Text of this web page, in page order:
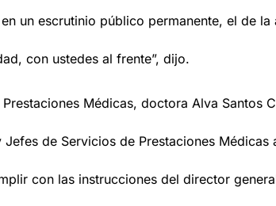
un escrutinio público permanente, el de la
con ustedes al frente”, dijo.
Médicas, doctora Alva Santos
de Servicios de Prestaciones Médicas
con las instrucciones del director